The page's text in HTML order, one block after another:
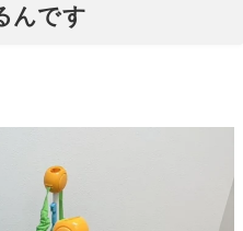
んです